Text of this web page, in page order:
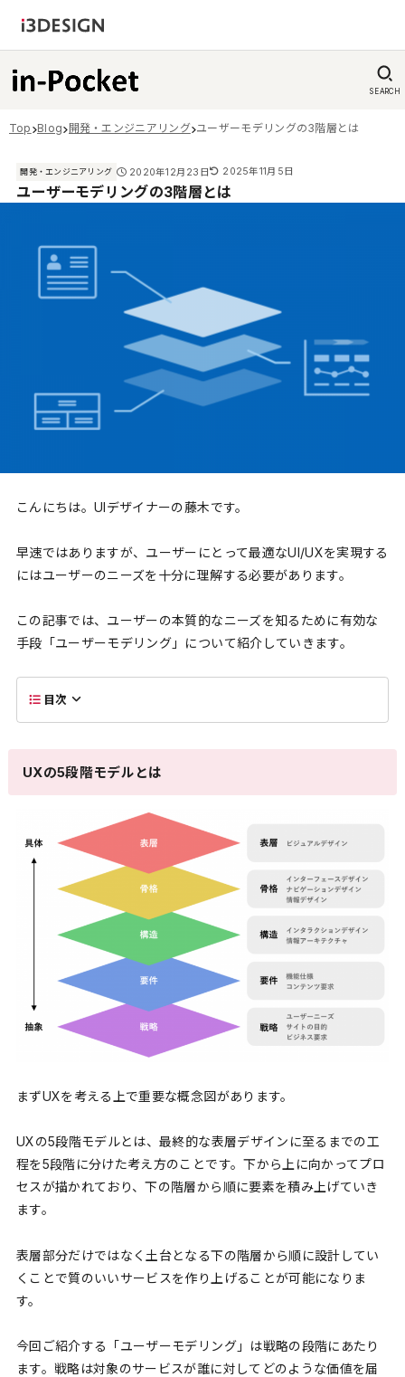
SEARCH
Top Blog 開発・エンジニアリング ユーザーモデリングの3階層とは
開発・エンジニアリング 2020年12月23日 2025年11月5日
ユーザーモデリングの3階層とは
こんにちは。UIデザイナーの藤木です。
早速ではありますが、ユーザーにとって最適なUI/UXを実現する
にはユーザーのニーズを十分に理解する必要があります。
この記事では、ユーザーの本質的なニーズを知るために有効な
手段「ユーザーモデリング」について紹介していきます。
目次
UXの5段階モデルとは
まずUXを考える上で重要な概念図があります。
UXの5段階モデルとは、最終的な表層デザインに至るまでの工
程を5段階に分けた考え方のことです。下から上に向かってプロ
セスが描かれており、下の階層から順に要素を積み上げていき
ます。
表層部分だけではなく土台となる下の階層から順に設計してい
くことで質のいいサービスを作り上げることが可能になりま
す。
今回ご紹介する「ユーザーモデリング」は戦略の段階にあたり
ます。戦略は対象のサービスが誰に対してどのような価値を届